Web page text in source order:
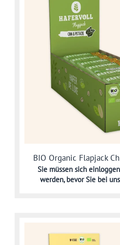
BIO Organic Flapjack
Sie müssen sich
werden,bevor Sie bei